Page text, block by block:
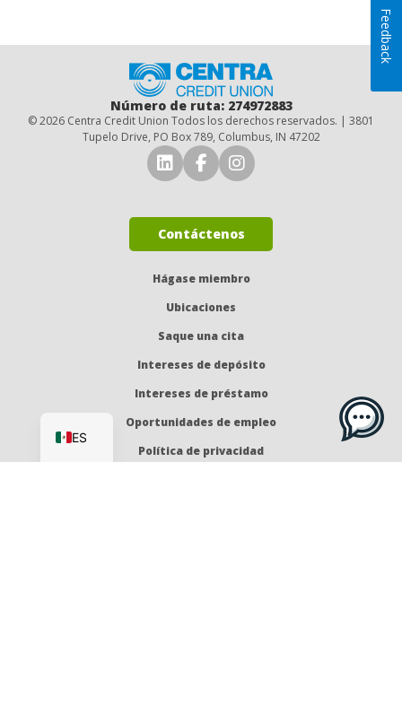
Número de ruta: 274972883
© 2026 Centra Credit Union Todos los derechos reservados. | 3801
Tupelo Drive, PO Box 789, Columbus, IN 47202
Conéctese con nosotros en
Conéctese con
Síguenos en
Contáctenos
Hágase miembro
Ubicaciones
Saque una cita
Intereses de depósito
Intereses de préstamo
Oportunidades de empleo
Política de privacidad
ES
Feedback